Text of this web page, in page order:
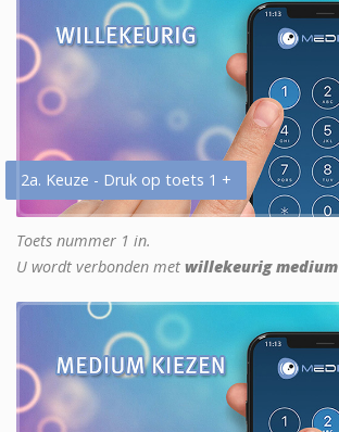
2a. Keuze - Druk op toets 1 +
Toets nummer 1 in.
U wordt verbonden met willekeurig medium